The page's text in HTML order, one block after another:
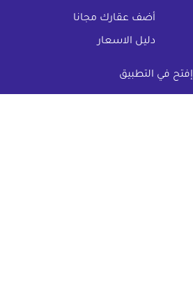
إفتح في التطبيق
أضف عقارك مجانا
دليل الاسعار